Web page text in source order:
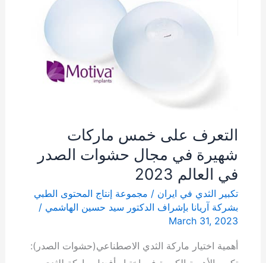
التعرف على خمس ماركات
شهيرة في مجال حشوات الصدر
في العالم 2023
تكبير الثدي في ايران / مجموعة إنتاج المحتوى الطبي
بشركة آریانا بإشراف الدكتور سيد حسين الهاشمي/
March 31, 2023
أهمية اختيار ماركة الثدي الاصطناعي(حشوات الصدر):
حشوات